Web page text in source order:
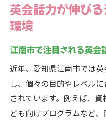
英会話力が伸び
環境
江南市で注目される英会
近年、愛知県江南市では
し、個々の目的やレベル
されています。例えば、
ども向けプログラムなど